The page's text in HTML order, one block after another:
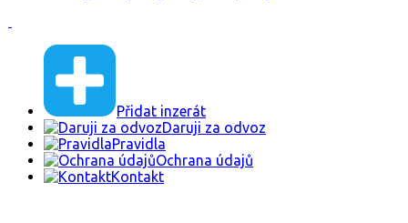
Přidat inzerát
Daruji za odvoz
Pravidla
Ochrana údajů
Kontakt